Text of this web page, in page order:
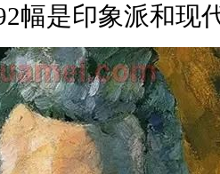
幅是印象派和现